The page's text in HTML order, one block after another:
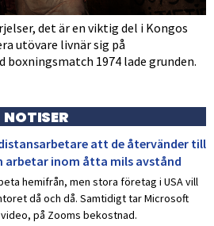
det är en viktig del i Kongos
utövare livnär sig på
boxningsmatch 1974 lade grunden.
NOTISER
att de återvänder till
arbetar inom åtta mils avstånd
hemifrån, men stora företag i USA vill
då och då. Samtidigt tar Microsoft
på Zooms bekostnad.